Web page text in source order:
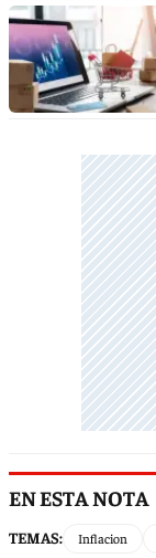
EN ESTA NOTA
TEMAS: Inflacion